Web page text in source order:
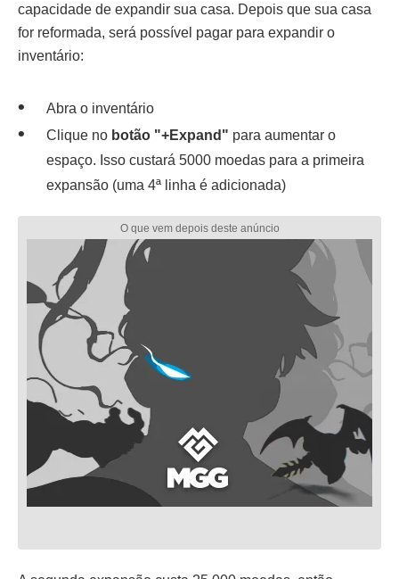
capacidade de expandir sua casa. Depois que sua casa
for reformada, será possível pagar para expandir o
inventário:
Abra o inventário
Clique no botão "+Expand" para aumentar o
espaço. Isso custará 5000 moedas para a primeira
expansão (uma 4ª linha é adicionada)